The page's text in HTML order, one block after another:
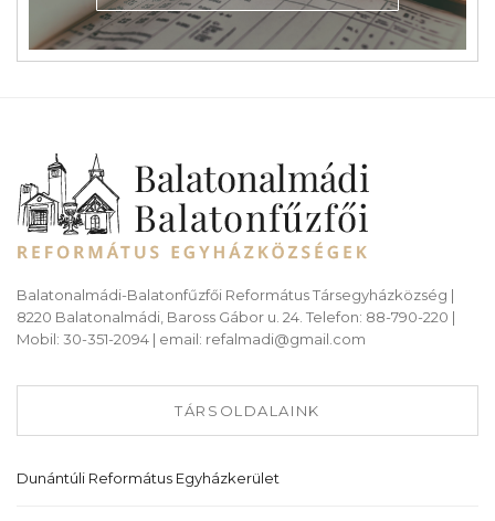
Balatonalmádi-Balatonfűzfői Református Társegyházközség |
8220 Balatonalmádi, Baross Gábor u. 24. Telefon: 88-790-220 |
Mobil: 30-351-2094 | email: refalmadi@gmail.com
TÁRSOLDALAINK
Dunántúli Református Egyházkerület